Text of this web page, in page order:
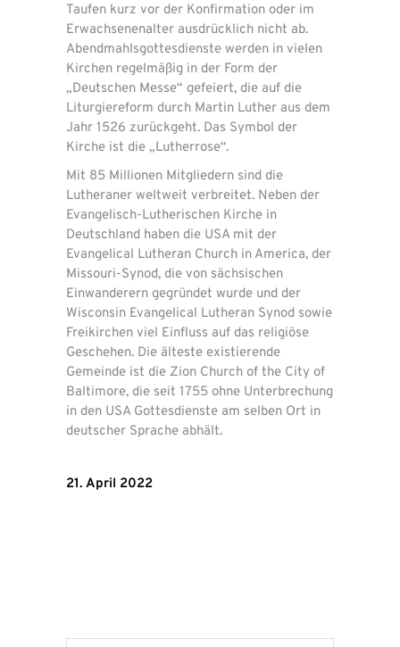
Taufen kurz vor der Konfirmation oder im
Erwachsenenalter ausdrücklich nicht ab.
Abendmahlsgottesdienste werden in vielen
Kirchen regelmäßig in der Form der
„Deutschen Messe“ gefeiert, die auf die
Liturgiereform durch Martin Luther aus dem
Jahr 1526 zurückgeht. Das Symbol der
Kirche ist die „Lutherrose“.
Mit 85 Millionen Mitgliedern sind die
Lutheraner weltweit verbreitet. Neben der
Evangelisch-Lutherischen Kirche in
Deutschland haben die USA mit der
Evangelical Lutheran Church in America, der
Missouri-Synod, die von sächsischen
Einwanderern gegründet wurde und der
Wisconsin Evangelical Lutheran Synod sowie
Freikirchen viel Einfluss auf das religiöse
Geschehen. Die älteste existierende
Gemeinde ist die Zion Church of the City of
Baltimore, die seit 1755 ohne Unterbrechung
in den USA Gottesdienste am selben Ort in
deutscher Sprache abhält.
21. April 2022